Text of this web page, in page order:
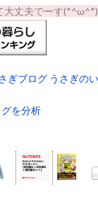
大丈夫でーす(*^ω^*)